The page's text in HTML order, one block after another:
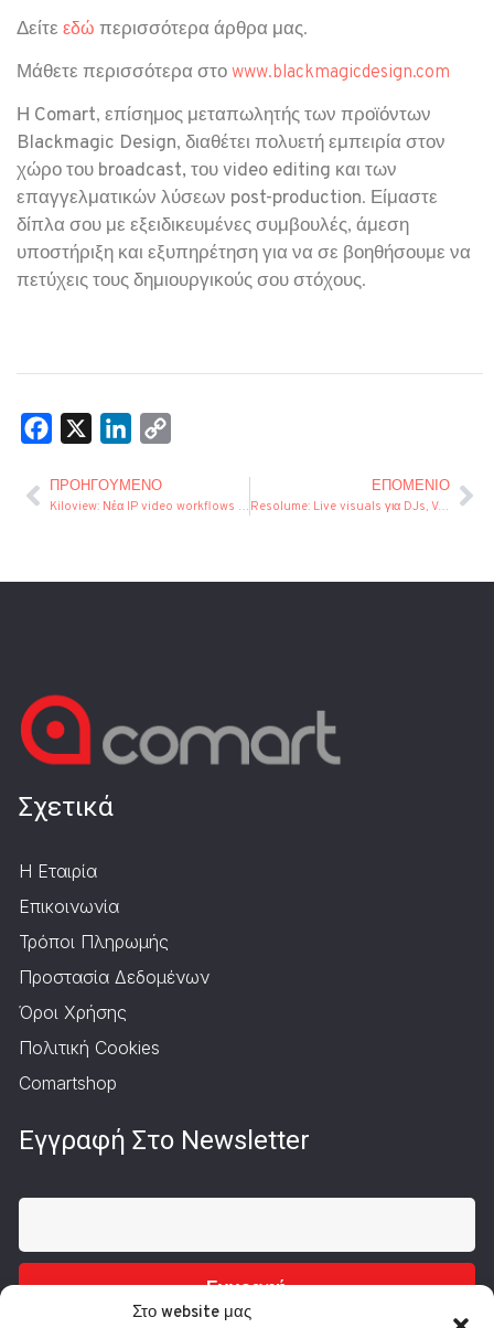
Στο website μας
Δείτε εδώ περισσότερα άρθρα μας.
Μάθετε περισσότερα στο www.blackmagicdesign.com
Η Comart, επίσημος μεταπωλητήςτων προϊόντων
Blackmagic Design, διαθέτει πολυετή εμπειρία στον
χώρο του broadcast, του video editing και των
επαγγελματικών λύσεων post-production. Είμαστε
δίπλα σου με εξειδικευμένες συμβουλές, άμεση
υποστήριξη και εξυπηρέτηση για να σε βοηθήσουμε να
πετύχεις τους δημιουργικούς σου στόχους.
Facebook LinkedIn
ΠΡΟΗΓΟΎΜΕΝΟ
Kiloview: Νέα IP video workflows για meeting rooms, remote production και AV-over-IP εφαρμογές
ΕΠΌΜΕΝΙΟ
Resolume: Live visuals για DJs, VJs και σύγχρονα stage productions
Σχετικά
Η Εταιρία
Επικοινωνία
Τρόποι Πληρωμής
Προστασία Δεδομένων
Όροι Χρήσης
Πολιτική Cookies
Comartshop
Εγγραφή Στο Newsletter
Εγγραφή